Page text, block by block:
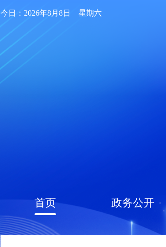
今日：2026年8月8日 星期六
首页 政务公开